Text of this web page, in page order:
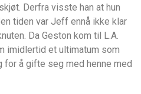
Derfra visste han at hun
tiden var Jeff ennå ikke klar
Da Geston kom til L.A.
imidlertid et ultimatum som
å gifte seg med henne med